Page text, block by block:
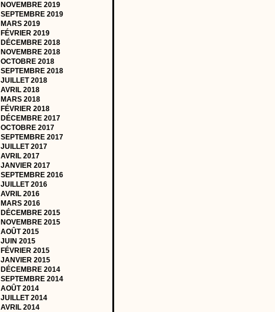
NOVEMBRE 2019
SEPTEMBRE 2019
MARS 2019
FÉVRIER 2019
DÉCEMBRE 2018
NOVEMBRE 2018
OCTOBRE 2018
SEPTEMBRE 2018
JUILLET 2018
AVRIL 2018
MARS 2018
FÉVRIER 2018
DÉCEMBRE 2017
OCTOBRE 2017
SEPTEMBRE 2017
JUILLET 2017
AVRIL 2017
JANVIER 2017
SEPTEMBRE 2016
JUILLET 2016
AVRIL 2016
MARS 2016
DÉCEMBRE 2015
NOVEMBRE 2015
AOÛT 2015
JUIN 2015
FÉVRIER 2015
JANVIER 2015
DÉCEMBRE 2014
SEPTEMBRE 2014
AOÛT 2014
JUILLET 2014
AVRIL 2014